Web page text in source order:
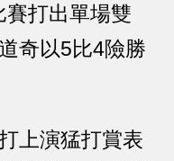
打出單場雙
奇以5比4險勝
上演猛打賞表